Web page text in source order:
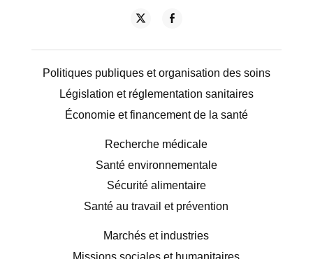
Politiques publiques et organisation des soins
Législation et réglementation sanitaires
Économie et financement de la santé
Recherche médicale
Santé environnementale
Sécurité alimentaire
Santé au travail et prévention
Marchés et industries